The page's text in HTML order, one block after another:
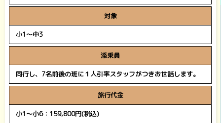
対象
小1～中3
添乗員
同行し、7名前後の班に１人引率スタッフがつきお世話します。
旅行代金
小1～小6：159,800円(税込)